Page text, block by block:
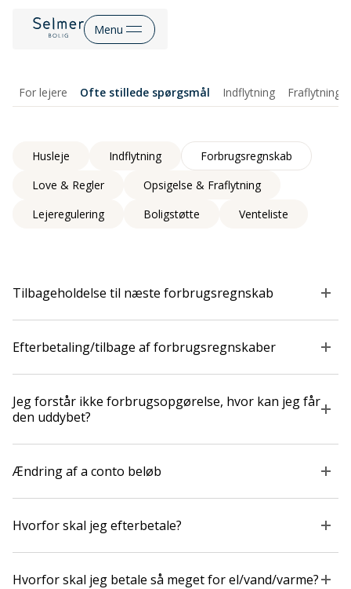
Menu
For lejere Ofte stillede spørgsmål Indflytning Fraflytning
Husleje Indflytning
Forbrugsregnskab
Love & Regler
Opsigelse & Fraflytning
Lejeregulering
Boligstøtte Venteliste
Tilbageholdelse til næste forbrugsregnskab
Efterbetaling/tilbage af forbrugsregnskaber
Jeg forstår ikke forbrugsopgørelse, hvor kan jeg får
den uddybet?
Ændring af a conto beløb
Hvorfor skal jeg efterbetale?
Hvorfor skal jeg betale så meget for el/vand/varme?